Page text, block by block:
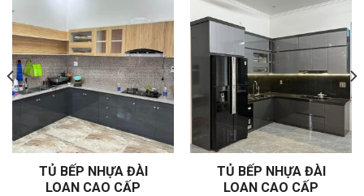
TỦ BẾP NHỰA ĐÀI
LOAN CAO CẤP
TỦ BẾP NHỰA ĐÀI
LOAN CAO CẤP